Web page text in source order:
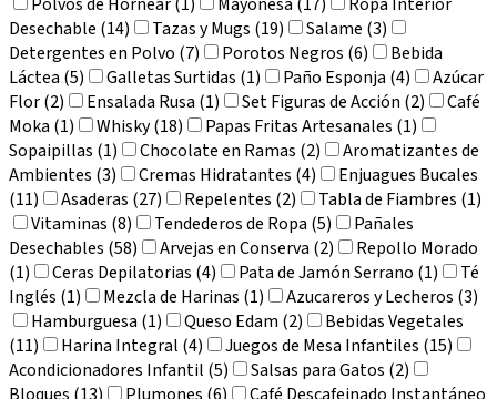
Desechable (14)
Tazas y Mugs (19)
Salame (3)
Detergentes en Polvo (7)
Porotos Negros (6)
Bebida
Láctea (5)
Galletas Surtidas (1) Paño Esponja (4)
Azúcar
Flor (2)
Ensalada Rusa (1) Set Figuras de Acción (2)
Café
Moka (1)
Whisky (18)
Papas Fritas Artesanales (1)
Sopaipillas (1)
Chocolate en Ramas (2)
Aromatizantes de
Ambientes (3)
Cremas Hidratantes (4)
Enjuagues Bucales
(11)
Asaderas (27) Repelentes (2)
Tabla de Fiambres (1)
Vitaminas (8)
Tendederos de Ropa (5)
Pañales
Desechables (58)
Arvejas en Conserva (2)
Repollo Morado
(1)
Ceras Depilatorias (4) Pata de Jamón Serrano (1)
Té
Inglés (1)
Mezcla de Harinas (1)
Azucareros y Lecheros (3)
Hamburguesa (1)
Queso Edam (2)
Bebidas Vegetales
(11)
Harina Integral (4)
Juegos de Mesa Infantiles (15)
Acondicionadores Infantil (5)
Salsas para Gatos (2)